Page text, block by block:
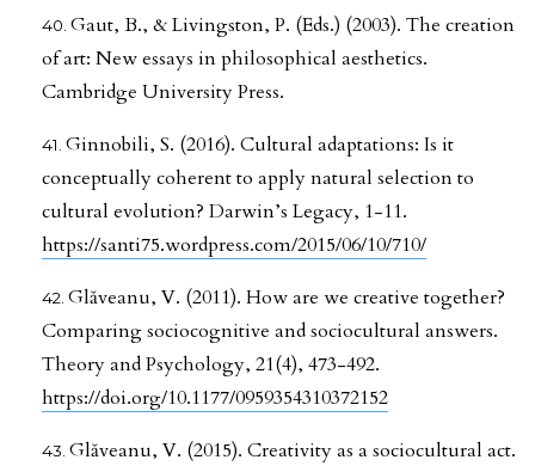
Gaut, B., & Livingston, P. (Eds.) (2003). The creation
of art: New essays in philosophical aesthetics.
Cambridge University Press.
Ginnobili, S. (2016). Cultural adaptations: Is it
conceptually coherent to apply natural selection to
cultural evolution? Darwin’s Legacy, 1-11.
https://santi75.wordpress.com/2015/06/10/710/
Glăveanu, V. (2011). How are we creative together?
Comparing sociocognitive and sociocultural answers.
Theory and Psychology, 21(4), 473-492.
https://doi.org/10.1177/0959354310372152
Glăveanu, V. (2015). Creativity as a sociocultural act.